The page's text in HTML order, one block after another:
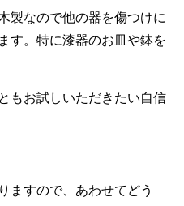
製なので他の器を傷つけに
す。特に漆器のお皿や鉢を
もお試しいただきたい自信
ますので、あわせてどう